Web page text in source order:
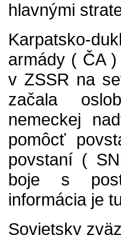
hlavnými
Karpatsko-
armády ( ČA
v ZSSR na
začala
nemeckej
pomôcť
povstaní (
boje s
informácia je
Sovietsky